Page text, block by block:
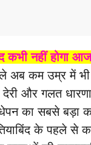
कभी नहीं होगा
अब कम उम्र में
और गलत
का सबसे बड़ा
के पहले